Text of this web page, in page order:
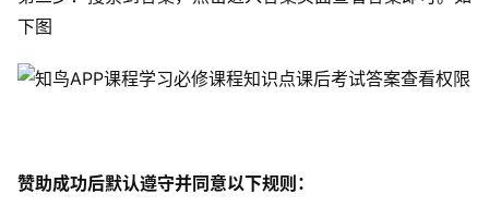
页
下图
赞助成功后默认遵守并同意以下规则：